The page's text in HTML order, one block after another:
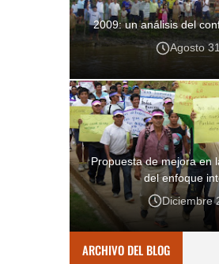
2009: un análisis del
Agosto
Propuesta de mejora en
del enfoque
Diciembre
ARCHIVO DEL BLOG